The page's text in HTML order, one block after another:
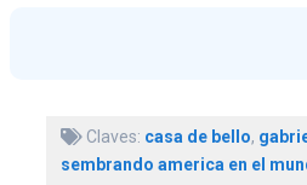
Claves: casa de bello,
sembrando america en el